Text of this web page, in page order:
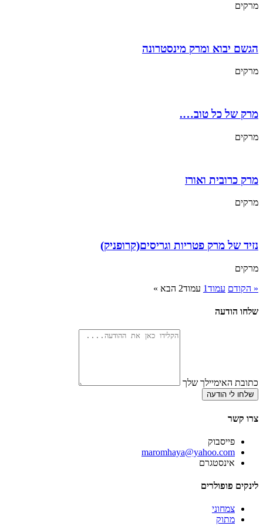
מרקים
הגשם יבוא ומרק מינסטרונה
מרקים
מרק של כל טוב….
מרקים
מרק כרובית ואורז
מרקים
נזיד של מרק פטריות וגריסים(קרופניק)
מרקים
« הקודם עמוד1 עמוד2 הבא »
שלחו הודעה
כתובת האימיילך שלך
שלחו לי הודעה
צרו קשר
פייסבוק
‫maromhaya@yahoo.com
אינסטגרם
לינקים פופולרים
צמחוני
מתוק